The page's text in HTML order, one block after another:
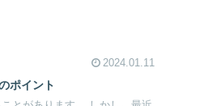
2024.01.11
ポイント